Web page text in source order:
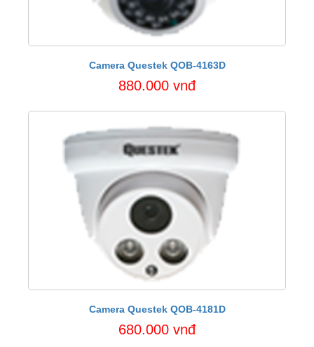
Camera Questek QOB-4163D
880.000 vnđ
Camera Questek QOB-4181D
680.000 vnđ